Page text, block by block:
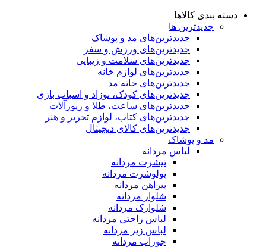
دسته بندی کالاها
جدیدترین ها
جدید‌ترین‌های مد و پوشاک
جدید‌ترین‌های ورزش و سفر
جدید‌ترین‌های سلامت و زیبایی
جدید‌ترین‌های لوازم خانه
جدیدترین‌های خانه مد
جدید‌ترین‌های کودک، نوزاد و اسباب بازی
جدید‌ترین‌های ساعت، طلا و زیورآلات
جدید‌ترین‌های کتاب، لوازم تحریر و هنر
جدید‌ترین‌های کالای دیجیتال
مد و پوشاک
لباس مردانه
تیشرت مردانه
پولوشرت مردانه
پیراهن مردانه
شلوار مردانه
شلوارک مردانه
لباس راحتی مردانه
لباس زیر مردانه
جوراب مردانه